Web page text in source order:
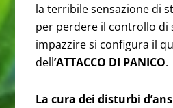
la terribile sensazione di
per perdere il controllo di
impazzire si configura il
dell’ATTACCO DI PANICO.
La cura dei disturbi